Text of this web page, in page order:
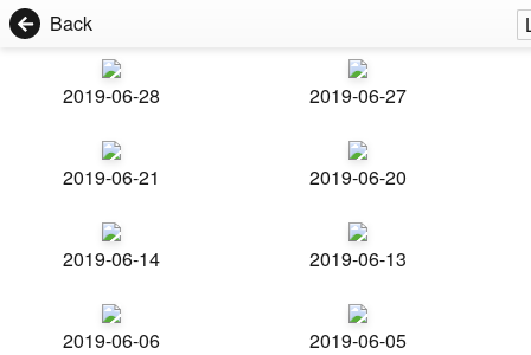
Back
2019-06-28 2019-06-27
2019-06-21 2019-06-20
2019-06-14 2019-06-13
2019-06-06 2019-06-05